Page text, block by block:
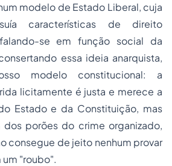
modelo de Estado Liberal, cuja
características de direito
se em função social da
essa ideia anarquista,
modelo constitucional: a
licitamente é justa e merece a
Estado e da Constituição, mas
porões do crime organizado,
consegue de jeito nenhum provar
um "roubo".